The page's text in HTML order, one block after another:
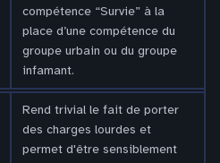
compétence “Survie” à la
place d’une compétence du
groupe urbain ou du groupe
infamant.
Rend trivial le fait de porter
des charges lourdes et
permet d'être sensiblement